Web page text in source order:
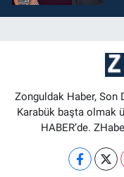
Zonguldak Haber, Son
Karabük başta olmak
HABER’de.